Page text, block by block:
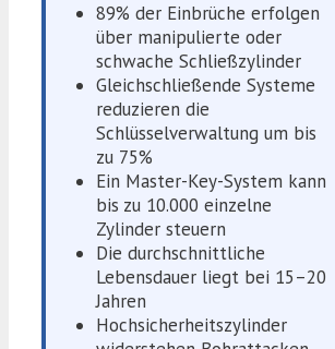
89% der Einbrüche erfolgen
über manipulierte oder
schwache Schließzylinder
Gleichschließende Systeme
reduzieren die
Schlüsselverwaltung um bis
zu 75%
Ein Master-Key-System kann
bis zu 10.000 einzelne
Zylinder steuern
Die durchschnittliche
Lebensdauer liegt bei 15–20
Jahren
Hochsicherheitszylinder